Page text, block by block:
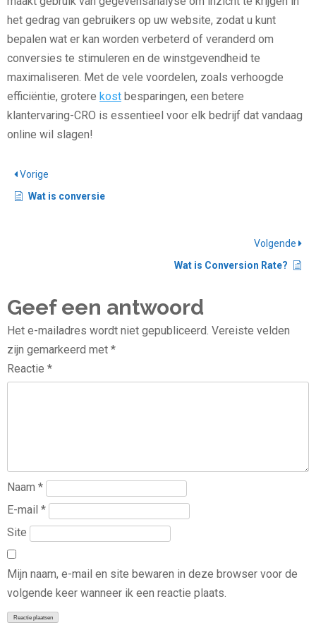
het gedrag van gebruikers op uw website, zodat u kunt
bepalen wat er kan worden verbeterd of veranderd om
conversies te stimuleren en de winstgevendheid te
maximaliseren. Met de vele voordelen, zoals verhoogde
efficiëntie, grotere kost besparingen, een betere
klantervaring-CRO is essentieel voor elk bedrijf dat vandaag
online wil slagen!
Vorige
Wat is conversie
Volgende
Wat is Conversion Rate?
Geef een antwoord
Het e-mailadres wordt niet gepubliceerd. Vereiste velden
zijn gemarkeerd met *
Reactie *
Naam *
E-mail *
Site
Mijn naam, e-mail en site bewaren in deze browser voor de
volgende keer wanneer ik een reactie plaats.